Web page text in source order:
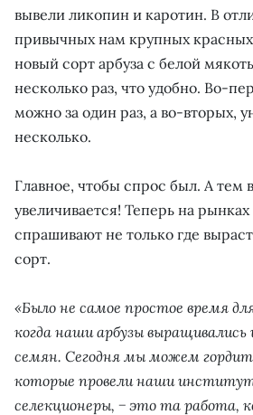
вывели ликопин и каротин. В
привычных нам крупных красных
новый сорт арбуза с белой
несколько раз, что удобно. Во-
можно за один раз, а во-вторых,
несколько.
Главное, чтобы спрос был. А тем
увеличивается! Теперь на
спрашивают не только где
сорт.
«Было не самое простое время
когда наши арбузы
семян. Сегодня мы можем
которые провели наши
селекционеры, − это та работа,